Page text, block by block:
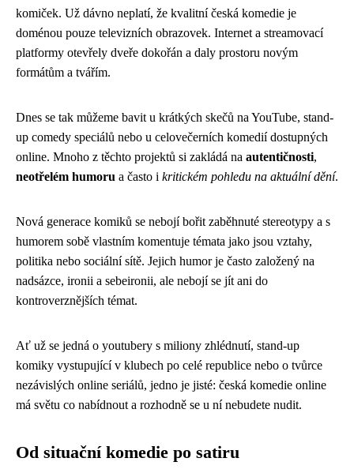
komiček. Už dávno neplatí, že kvalitní česká komedie je
doménou pouze televizních obrazovek. Internet a streamovací
platformy otevřely dveře dokořán a daly prostoru novým
formátům a tvářím.
Dnes se tak můžeme bavit u krátkých skečů na YouTube, stand-
up comedy speciálů nebo u celovečerních komedií dostupných
online. Mnoho z těchto projektů si zakládá na autentičnosti,
neotřelém humoru a často i kritickém pohledu na aktuální dění.
Nová generace komiků se nebojí bořit zaběhnuté stereotypy a s
humorem sobě vlastním komentuje témata jako jsou vztahy,
politika nebo sociální sítě. Jejich humor je často založený na
nadsázce, ironii a sebeironii, ale nebojí se jít ani do
kontroverznějších témat.
Ať už se jedná o youtubery s miliony zhlédnutí, stand-up
komiky vystupující v klubech po celé republice nebo o tvůrce
nezávislých online seriálů, jedno je jisté: česká komedie online
má světu co nabídnout a rozhodně se u ní nebudete nudit.
Od situační komedie po satiru